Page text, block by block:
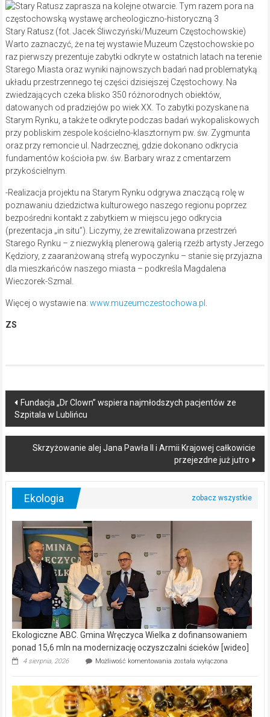
Stary Ratusz (fot. Jacek Śliwczyński/Muzeum Częstochowskie)
Warto zaznaczyć, że na tej wystawie Muzeum Częstochowskie po
raz pierwszy prezentuje zabytki odkryte w ostatnich latach na terenie
Starego Miasta oraz wyniki najnowszych badań nad problematyką
układu przestrzennego tej części dzisiejszej Częstochowy. Na
zwiedzających czeka blisko 350 różnorodnych obiektów,
datowanych od pradziejów po wiek XX. To zabytki pozyskane na
Starym Rynku, a także te odkryte podczas badań wykopaliskowych
przy pobliskim zespole kościelno-klasztornym pw. św. Zygmunta
oraz przy remoncie ul. Nadrzecznej, gdzie dokonano odkrycia
fundamentów kościoła pw. św. Barbary wraz z cmentarzem
przykościelnym.
-Realizacja projektu na Starym Rynku odgrywa znaczącą rolę w
poznawaniu dziedzictwa kulturowego naszego regionu poprzez
bezpośredni kontakt z zabytkiem w miejscu jego odkrycia
(prezentacja „in situ”). Liczymy, że zrewitalizowana przestrzeń
Starego Rynku – z niezwykłą plenerową galerią rzeźb artysty Jerzego
Kędziory, z zaaranżowaną strefą wypoczynku – stanie się przyjazna
dla mieszkańców naszego miasta – podkreśla Magdalena
Wieczorek-Szmal.
Więcej o wystawie na: www.muzeumczestochowa.pl
ZS
Post
navigation
Fundacja „Dr Clown” wspiera najmłodszych pacjentów ze
Szpitala w Lublińcu
Skrzyżowanie alej Jana Pawła II i Armii Krajowej całkowicie
przejezdne już jutro
Ekologia
Ekologiczne ABC. Gmina Wręczyca Wielka z dofinansowaniem
ponad 15,6 mln na modernizację oczyszczalni ścieków [wideo]
4 sierpnia, 2026 Możliwość komentowania Ekologiczne
Wręczyca
Wielka
z
została wyłączona